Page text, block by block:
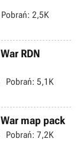
Pobrań: 2,5K
RDN
Pobrań: 5,1K
map pack
Pobrań: 7,2K